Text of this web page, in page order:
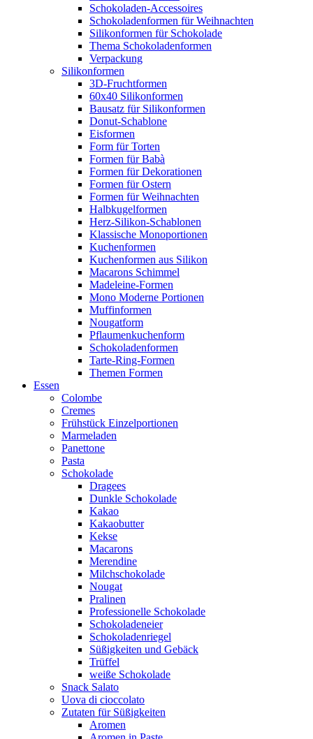
Schokoladen-Accessoires
Schokoladenformen für Weihnachten
Silikonformen für Schokolade
Thema Schokoladenformen
Verpackung
Silikonformen
3D-Fruchtformen
60x40 Silikonformen
Bausatz für Silikonformen
Donut-Schablone
Eisformen
Form für Torten
Formen für Babà
Formen für Dekorationen
Formen für Ostern
Formen für Weihnachten
Halbkugelformen
Herz-Silikon-Schablonen
Klassische Monoportionen
Kuchenformen
Kuchenformen aus Silikon
Macarons Schimmel
Madeleine-Formen
Mono Moderne Portionen
Muffinformen
Nougatform
Pflaumenkuchenform
Schokoladenformen
Tarte-Ring-Formen
Themen Formen
Essen
Colombe
Cremes
Frühstück Einzelportionen
Marmeladen
Panettone
Pasta
Schokolade
Dragees
Dunkle Schokolade
Kakao
Kakaobutter
Kekse
Macarons
Merendine
Milchschokolade
Nougat
Pralinen
Professionelle Schokolade
Schokoladeneier
Schokoladenriegel
Süßigkeiten und Gebäck
Trüffel
weiße Schokolade
Snack Salato
Uova di cioccolato
Zutaten für Süßigkeiten
Aromen